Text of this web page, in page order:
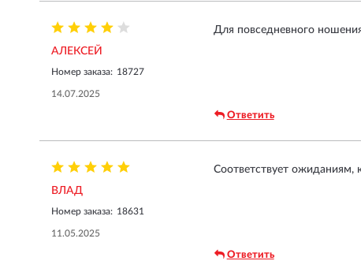
АЛЕКСЕЙ
Номер заказа: 18727
14.07.2025
Для повседневного
Ответить
ВЛАД
Номер заказа: 18631
11.05.2025
Соответствует ожиданиям,
Ответить